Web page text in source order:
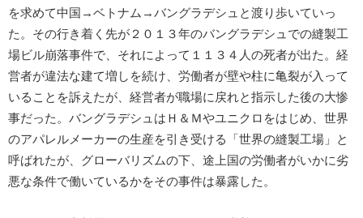
を求めて中国→ベトナム→バングラデシュと渡り歩いていっ
た。その行き着く先が２０１３年のバングラデシュでの縫製工
場ビル崩落事件で、それによって１１３４人の死者が出た。経
営者が違法な建て増しを続け、労働者が壁や柱に亀裂が入って
いることを訴えたが、経営者が職場に戻れと指示した後の大惨
事だった。バングラデシュはＨ＆Ｍやユニクロをはじめ、世界
のアパレルメーカーの生産を引き受ける「世界の縫製工場」と
呼ばれたが、グローバリズムの下、途上国の労働者がいかに劣
悪な条件で働いているかをその事件は暴露した。